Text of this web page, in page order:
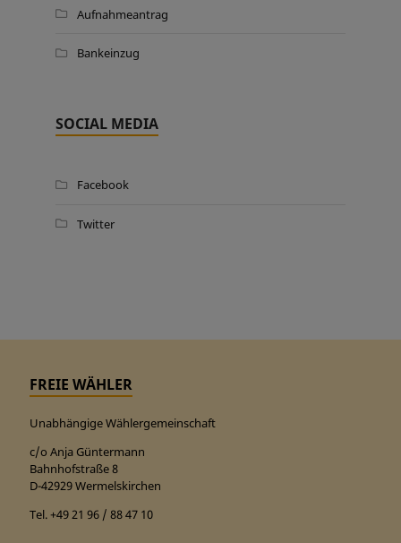
Aufnahmeantrag
Bankeinzug
SOCIAL MEDIA
Facebook
Twitter
FREIE WÄHLER
Unabhängige Wählergemeinschaft
c/o Anja Güntermann
Bahnhofstraße 8
D-42929 Wermelskirchen
Tel. +49 21 96 / 88 47 10